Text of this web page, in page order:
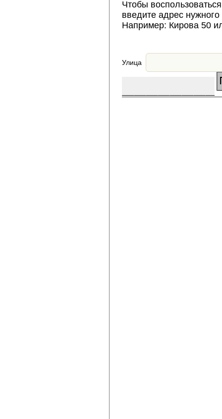
Чтобы
введите адрес
Например: Кирова 50
Улица